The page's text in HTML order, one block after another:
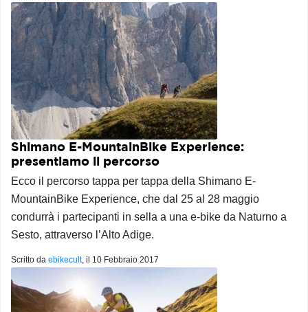
Shimano E-MountainBike Experience:
presentiamo il percorso
Ecco il percorso tappa per tappa della Shimano E-
MountainBike Experience, che dal 25 al 28 maggio
condurrà i partecipanti in sella a una e-bike da Naturno a
Sesto, attraverso l’Alto Adige.
Scritto da ebikecult, il 10 Febbraio 2017